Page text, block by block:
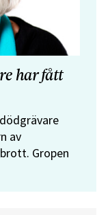
har fått
av
Gropen